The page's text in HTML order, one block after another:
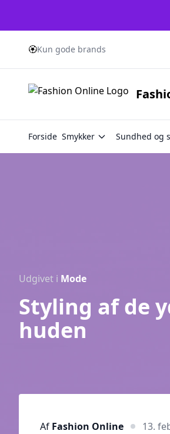
🏵️Kun gode brands
Forside Smykker Sundhed og
Udgivet i Mode
Styling af de
huden
Af Fashion Online 13.